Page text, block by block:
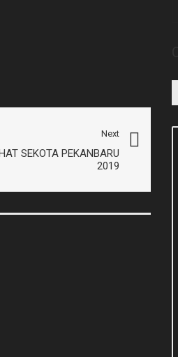
Next
SEKOTA PEKANBARU
2019